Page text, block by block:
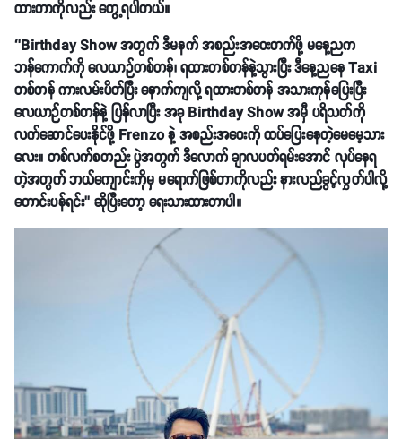
ထားတာကိုလည်း တွေ့ရပါတယ်။
‘’Birthday Show အတွက် ဒီမနက် အစည်းအဝေးတက်ဖို့ မနေ့ညက
ဘန်ကောက်ကို လေယာဉ်တစ်တန်၊ ရထားတစ်တန်နဲ့သွားပြီး ဒီနေ့ညနေ Taxi
တစ်တန် ကားလမ်းပိတ်ပြီး နောက်ကျလို့ ရထားတစ်တန် အသားကုန်ပြေးပြီး
လေယာဉ်တစ်တန်နဲ့ ပြန်လာပြီး အခု Birthday Show အမှီ ပရိသတ်ကို
လက်ဆောင်ပေးနိုင်ဖို့ Frenzo နဲ့ အစည်းအဝေးကို ထပ်ပြေးနေတဲ့မေမေ့သား
လေး။ တစ်လက်စတည်း ပွဲအတွက် ဒီလောက် ချာလပတ်ရမ်းအောင် လုပ်နေရ
တဲ့အတွက် ဘယ်ကျောင်းကိုမှ မရောက်ဖြစ်တာကိုလည်း နားလည်ခွင့်လွှတ်ပါလို့
တောင်းပန်ရင်း’’ ဆိုပြီးတော့ ရေးသားထားတာပါ။